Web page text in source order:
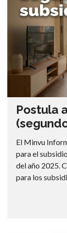
Postula
El Minvu
para el
del año 2025.
para los